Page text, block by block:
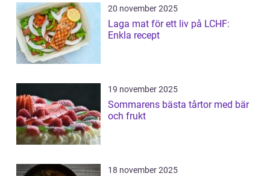
20 november 2025
Laga mat för ett liv på LCHF:
Enkla recept
19 november 2025
Sommarens bästa tårtor med bär
och frukt
18 november 2025